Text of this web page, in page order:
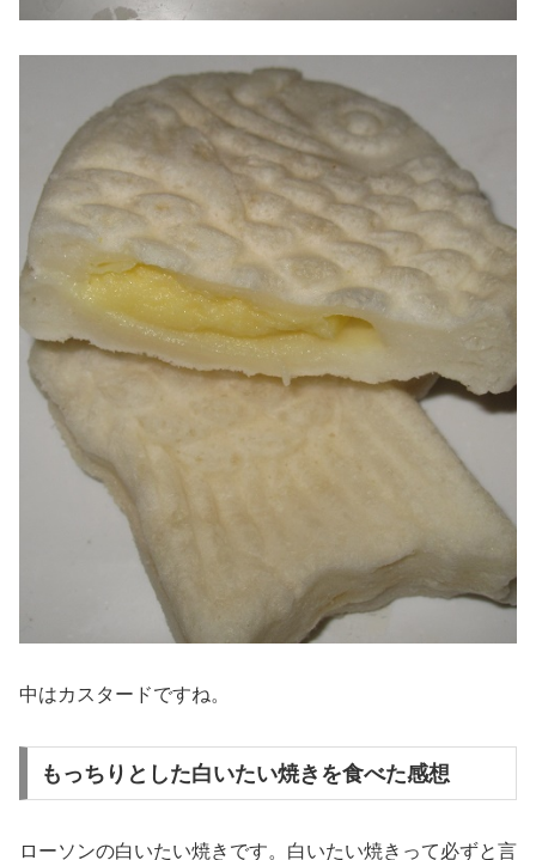
中はカスタードですね。
もっちりとした白いたい焼きを食べた感想
ローソンの白いたい焼きです。白いたい焼きって必ずと言